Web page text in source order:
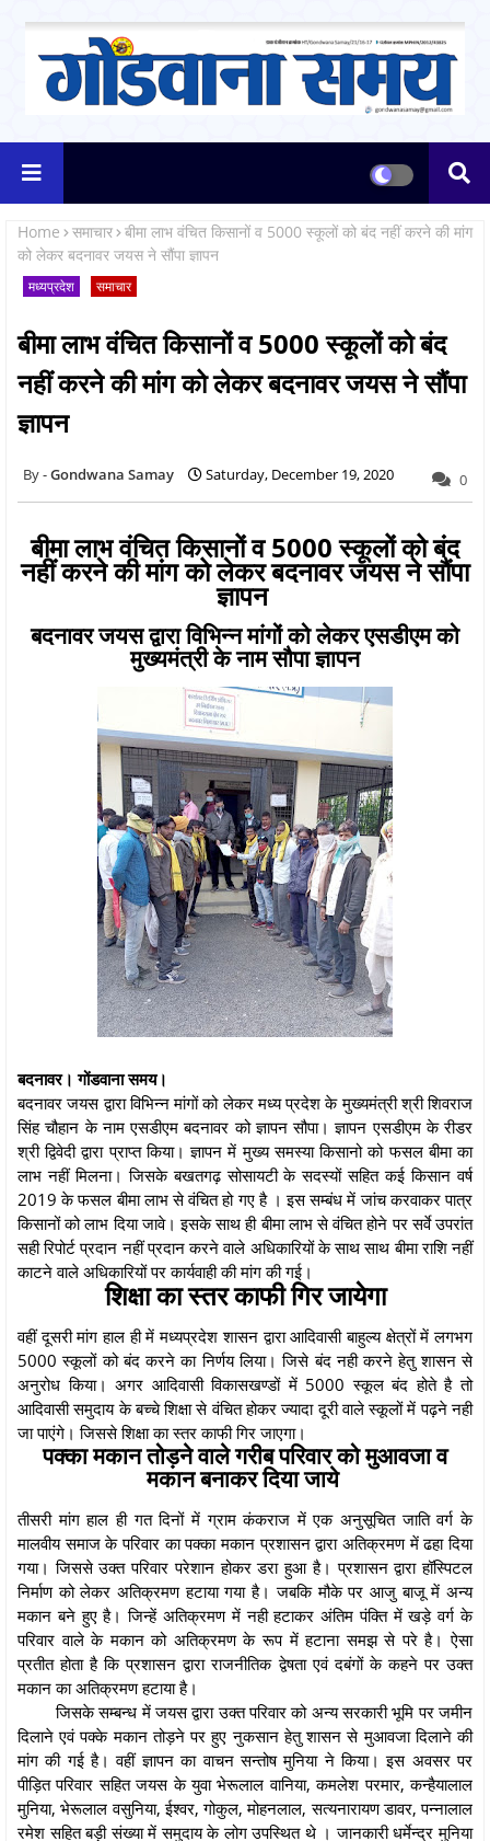
Home समाचार बीमा लाभ वंचित किसानों व 5000 स्कूलों को बंद नहीं करने की मांग
को लेकर बदनावर जयस ने सौंपा ज्ञापन
मध्यप्रदेश समाचार
बीमा लाभ वंचित किसानों व 5000 स्कूलों को बंद
नहीं करने की मांग को लेकर बदनावर जयस ने सौंपा
ज्ञापन
Gondwana Samay Saturday, December 19, 2020 0
बीमा लाभ वंचित किसानों व 5000 स्कूलों को बंद
नहीं करने की मांग को लेकर बदनावर जयस ने सौंपा
ज्ञापन
बदनावर जयस द्वारा विभिन्न मांगों को लेकर एसडीएम को
मुख्यमंत्री के नाम सौपा ज्ञापन
बदनावर। गोंडवाना समय।
बदनावर जयस द्वारा विभिन्न मांगों को लेकर मध्य प्रदेश के मुख्यमंत्री श्री शिवराज
सिंह चौहान के नाम एसडीएम बदनावर को ज्ञापन सौपा। ज्ञापन एसडीएम के रीडर
श्री द्विवेदी द्वारा प्राप्त किया। ज्ञापन में मुख्य समस्या किसानो को फसल बीमा का
लाभ नहीं मिलना। जिसके बखतगढ़ सोसायटी के सदस्यों सहित कई किसान वर्ष
2019 के फसल बीमा लाभ से वंचित हो गए है । इस सम्बंध में जांच करवाकर पात्र
किसानों को लाभ दिया जावे। इसके साथ ही बीमा लाभ से वंचित होने पर सर्वे उपरांत
सही रिपोर्ट प्रदान नहीं प्रदान करने वाले अधिकारियों के साथ साथ बीमा राशि नहीं
काटने वाले अधिकारियों पर कार्यवाही की मांग की गई।
शिक्षा का स्तर काफी गिर जायेगा
वहीं दूसरी मांग हाल ही में मध्यप्रदेश शासन द्वारा आदिवासी बाहुल्य क्षेत्रों में लगभग
5000 स्कूलों को बंद करने का निर्णय लिया। जिसे बंद नही करने हेतु शासन से
अनुरोध किया। अगर आदिवासी विकासखण्डों में 5000 स्कूल बंद होते है तो
आदिवासी समुदाय के बच्चे शिक्षा से वंचित होकर ज्यादा दूरी वाले स्कूलों में पढ़ने नही
जा पाएंगे। जिससे शिक्षा का स्तर काफी गिर जाएगा।
पक्का मकान तोड़ने वाले गरीब परिवार को मुआवजा व
मकान बनाकर दिया जाये
तीसरी मांग हाल ही गत दिनों में ग्राम कंकराज में एक अनुसूचित जाति वर्ग के
मालवीय समाज के परिवार का पक्का मकान प्रशासन द्वारा अतिक्रमण में ढहा दिया
गया। जिससे उक्त परिवार परेशान होकर डरा हुआ है। प्रशासन द्वारा हॉस्पिटल
निर्माण को लेकर अतिक्रमण हटाया गया है। जबकि मौके पर आजु बाजू में अन्य
मकान बने हुए है। जिन्हें अतिक्रमण में नही हटाकर अंतिम पंक्ति में खड़े वर्ग के
परिवार वाले के मकान को अतिक्रमण के रूप में हटाना समझ से परे है। ऐसा
प्रतीत होता है कि प्रशासन द्वारा राजनीतिक द्वेषता एवं दबंगों के कहने पर उक्त
मकान का अतिक्रमण हटाया है।
जिसके सम्बन्ध में जयस द्वारा उक्त परिवार को अन्य सरकारी भूमि पर जमीन
दिलाने एवं पक्के मकान तोड़ने पर हुए नुकसान हेतु शासन से मुआवजा दिलाने की
मांग की गई है। वहीं ज्ञापन का वाचन सन्तोष मुनिया ने किया। इस अवसर पर
पीड़ित परिवार सहित जयस के युवा भेरूलाल वानिया, कमलेश परमार, कन्हैयालाल
मुनिया, भेरूलाल वसुनिया, ईश्वर, गोकुल, मोहनलाल, सत्यनारायण डावर, पन्नालाल
रमेश सहित बड़ी संख्या में समुदाय के लोग उपस्थित थे । जानकारी धर्मेन्द्र मुनिया